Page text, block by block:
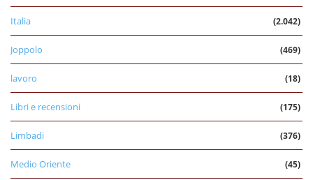
Italia (2.042)
Joppolo (469)
lavoro (18)
Libri e recensioni (175)
Limbadi (376)
Medio Oriente (45)